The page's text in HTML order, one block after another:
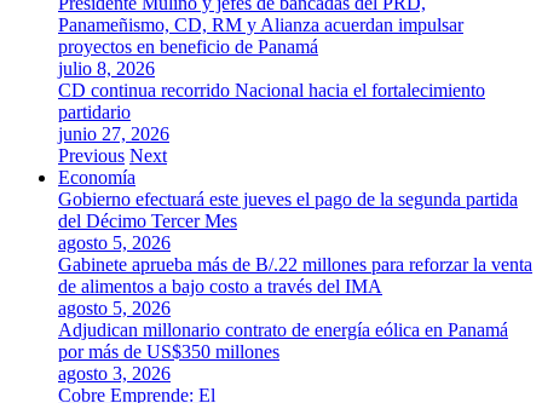
Panameñismo, CD, RM y Alianza acuerdan impulsar
proyectos en beneficio de Panamá
julio 8, 2026
CD continua recorrido Nacional hacia el fortalecimiento
partidario
junio 27, 2026
Previous Next
Economía
Gobierno efectuará este jueves el pago de la segunda partida
del Décimo Tercer Mes
agosto 5, 2026
Gabinete aprueba más de B/.22 millones para reforzar la venta
de alimentos a bajo costo a través del IMA
agosto 5, 2026
Adjudican millonario contrato de energía eólica en Panamá
por más de US$350 millones
agosto 3, 2026
Cobre Emprende: El